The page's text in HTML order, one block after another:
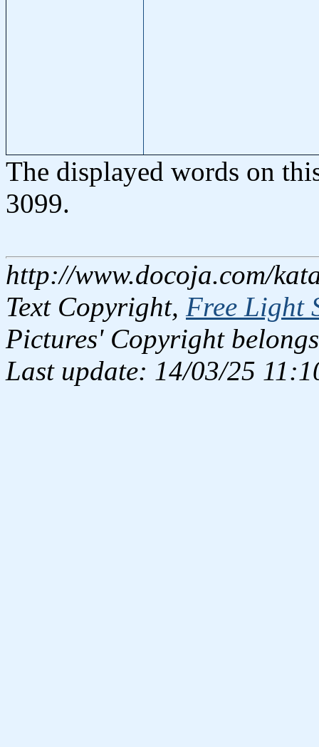
The displayed words on
3099.
http://www.docoja.com/
Text Copyright, Free Light
Pictures' Copyright
Last update: 14/03/25